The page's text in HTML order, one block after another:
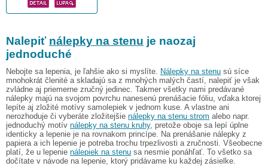
Nalepiť nálepky na stenu je naozaj
jednoduché
Nebojte sa lepenia, je ľahšie ako si myslíte. Nálepky na stenu sú síce
mnohokrát členité a skladajú sa z mnohých malých častí, nalepiť je však
zvládne aj priemerne zručný jedinec. Takmer všetky nami predávané
nálepky majú na svojom povrchu nanesenú prenášacie fóliu, vďaka ktorej
lepíte aj zložité motívy samolepiek v jednom kuse. A vlastne ani
nerozhoduje či vyberáte zložitejšie nálepky na stenu strom alebo napr.
jednoduchý motív nálepky na stenu kruhy, pretože oboje sa lepí úplne
identicky a lepenie je na rovnakom princípe. Na prenášanie nálepky z
papiera a ich lepenie je potreba trochu trpezlivosti a zručnosti. Všeobecne
platí, že u lepenie nálepiek na stenu sa nesmie ponáhľať. To všetko sa
dočítate v návode na lepenie, ktorý pridávame ku každej zásielke.